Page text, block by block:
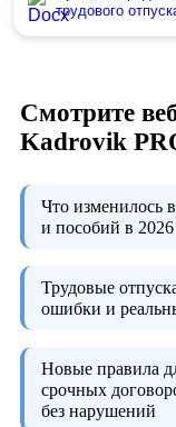
трудового
Смотрите
Kadrovik
Что изменилось
и пособий в 2026
Трудовые
ошибки и
Новые правила
срочных
без нарушений